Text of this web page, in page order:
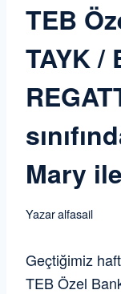
TEB
TAYK /
Mary
Yazaralfasail
Geçtiğimiz
TEB Özel